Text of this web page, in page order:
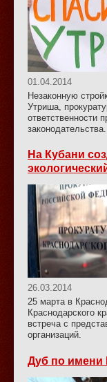
01.04.2014
Незаконную
Утриша,
ответственности
законодательства.
На Кубани
26.03.2014
25 марта в
Краснодарского
встреча с
организаций.
Дуб по имени